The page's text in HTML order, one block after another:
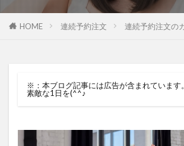
HOME 連続予約注文 連続予約注文の
※：本ブログ記事には広告が含まれています
素敵な1日を(^^♪